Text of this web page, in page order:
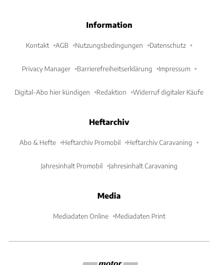
Information
Kontakt AGB Nutzungsbedingungen Datenschutz
Privacy Manager Barrierefreiheitserklärung Impressum
Digital-Abo hier kündigen Redaktion Widerruf digitaler Käufe
Heftarchiv
Abo & Hefte Heftarchiv Promobil Heftarchiv Caravaning
Jahresinhalt Promobil Jahresinhalt Caravaning
Media
Mediadaten Online Mediadaten Print